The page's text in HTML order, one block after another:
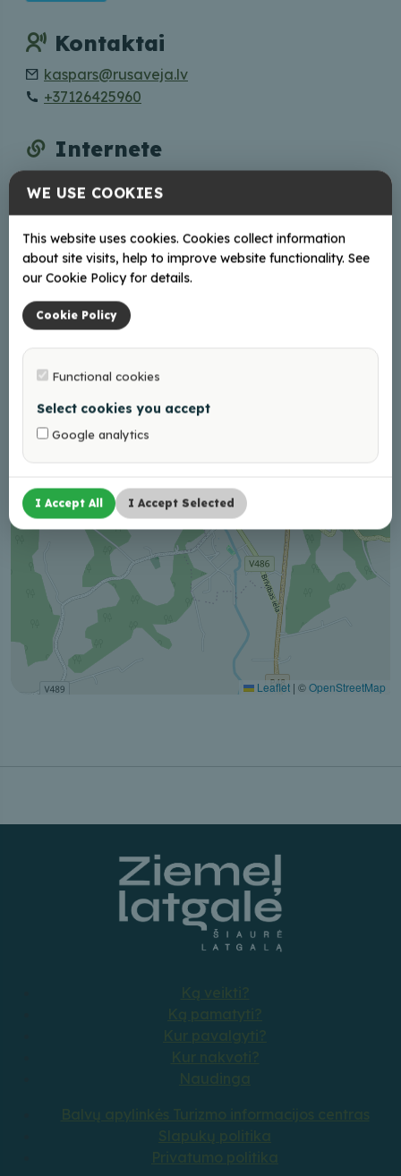
Kontaktai
kaspars@rusaveja.lv
+37126425960
Internete
Facebook
+
Leaflet | ©OpenStreetMap
Ką veikti?
Ką pamatyti?
Kur pavalgyti?
Kur nakvoti?
Naudinga
Balvų apylinkės Turizmo informacijos centras
Slapukų politika
Privatumo politika
WE USE COOKIES
This website uses cookies. Cookies collect information
about site visits, help to improve website functionality. See
our Cookie Policy for details.
Cookie Policy
Functional cookies
Select cookies you accept
Google analytics
I Accept All I Accept Selected